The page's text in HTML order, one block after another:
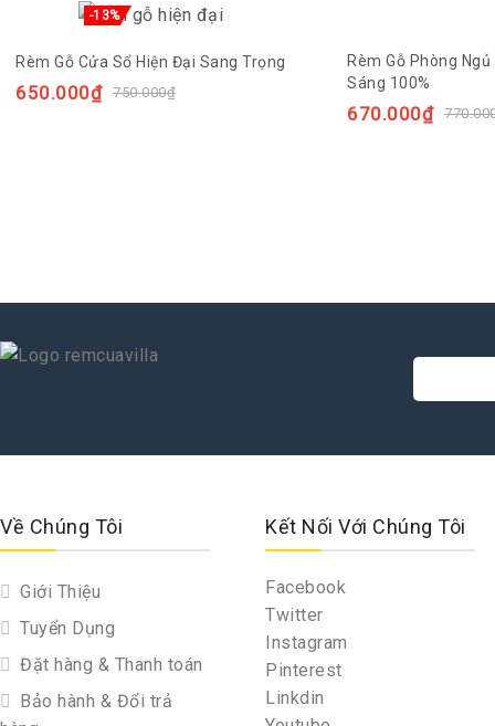
-13%
Rèm Gỗ Cửa Sổ Hiện Đại Sang Trọng
750.000₫
650.000₫
Rèm Gỗ Phòng
Sáng 100%
670.000₫
Về Chúng Tôi
Giới Thiệu
Tuyển Dụng
Đặt hàng & Thanh toán
Bảo hành & Đổi trả
Kết Nối Với Chúng Tôi
Facebook
Twitter
Instagram
Pinterest
Linkdin